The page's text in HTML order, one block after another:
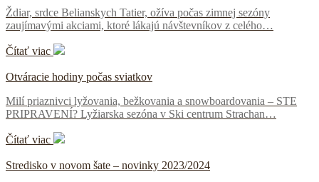
Ždiar, srdce Belianskych Tatier, ožíva počas zimnej sezóny
zaujímavými akciami, ktoré lákajú návštevníkov z celého…
Čítať viac
Otváracie hodiny počas sviatkov
Milí priaznivci lyžovania, bežkovania a snowboardovania – STE
PRIPRAVENÍ? Lyžiarska sezóna v Ski centrum Strachan…
Čítať viac
Stredisko v novom šate – novinky 2023/2024